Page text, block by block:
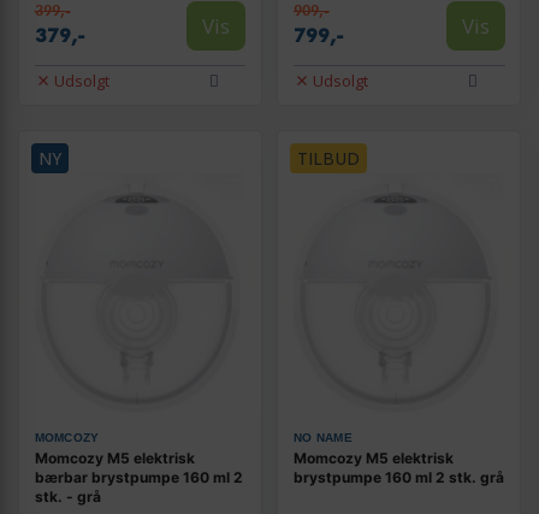
399,-
379,- Vis
Udsolgt
909,-
799,- Vis
Udsolgt
NY
MOMCOZY
Momcozy M5 elektrisk
bærbar brystpumpe 160 ml 2
stk. - grå
TILBUD
NO NAME
Momcozy M5 elektrisk
brystpumpe 160 ml 2 stk. grå